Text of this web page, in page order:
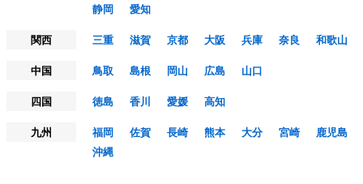
静岡
愛知
関西
三重 滋賀 京都 大阪 兵庫 奈良
和歌山
中国
鳥取 島根 岡山 広島
山口
四国
徳島 香川 愛媛
高知
九州
福岡 佐賀 長崎 熊本 大分 宮崎
鹿児島
沖縄